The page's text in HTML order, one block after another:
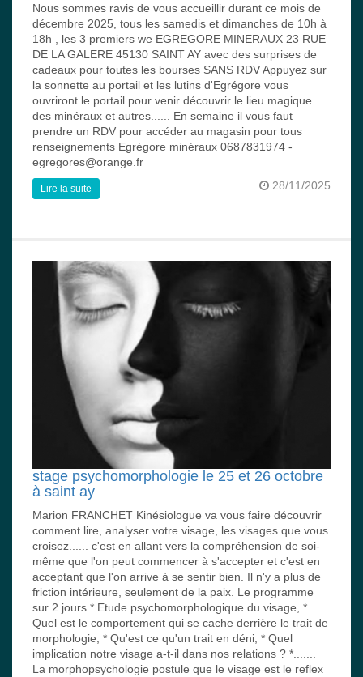
Nous sommes ravis de vous accueillir durant ce mois de
décembre 2025, tous les samedis et dimanches de 10h à
18h , les 3 premiers we EGREGORE MINERAUX 23 RUE
DE LA GALERE 45130 SAINT AY avec des surprises de
cadeaux pour toutes les bourses SANS RDV Appuyez sur
la sonnette au portail et les lutins d'Egrégore vous
ouvriront le portail pour venir découvrir le lieu magique
des minéraux et autres...... En semaine il vous faut
prendre un RDV pour accéder au magasin pour tous
renseignements Egrégore minéraux 0687831974 -
egregores@orange.fr
28/11/2025
Lire la suite
stage psychomorphologie le 25 et 26 octobre
à saint ay
Marion FRANCHET Kinésiologue va vous faire découvrir
comment lire, analyser votre visage, les visages que vous
croisez...... c'est en allant vers la compréhension de soi-
même que l'on peut commencer à s'accepter et c'est en
acceptant que l'on arrive à se sentir bien. Il n'y a plus de
friction intérieure, seulement de la paix. Le programme
sur 2 jours * Etude psychomorphologique du visage, *
Quel est le comportement qui se cache derrière le trait de
morphologie, * Qu'est ce qu'un trait en déni, * Quel
implication notre visage a-t-il dans nos relations ? *.......
La morphopsychologie postule que le visage est le reflex